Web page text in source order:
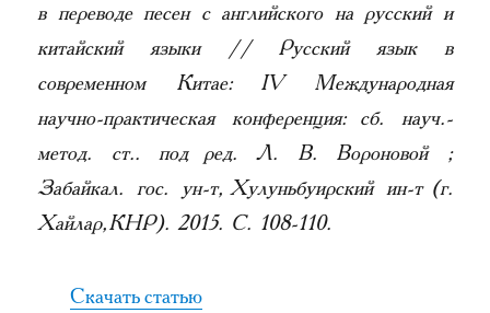
в переводе песен с английского на русский и
китайский языки // Русский язык в
современном Китае: IV Международная
научно-практическая конференция: сб. науч.-
метод. ст.. под ред. Л. В. Вороновой ;
Забайкал. гос. ун-т, Хулуньбуирский ин-т (г.
Хайлар, КНР). 2015. С. 108-110.
Скачать статью